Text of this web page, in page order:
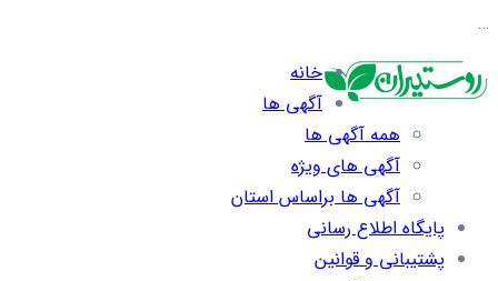
…
خانه
آگهی ها
همه آگهی ها
آگهی های ویژه
آگهی ها براساس استان
پایگاه اطلاع رسانی
پشتیبانی و قوانین